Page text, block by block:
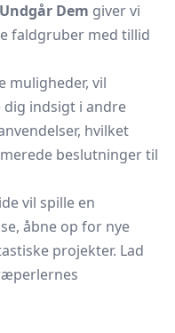
Dem giver vi
faldgruber med tillid
muligheder, vil
dig indsigt i andre
hvilket
beslutninger til
vil spille en
åbne op for nye
projekter. Lad